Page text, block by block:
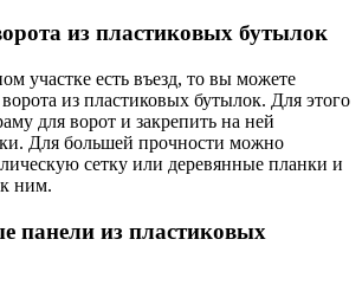
из пластиковых бутылок
участке есть въезд, то вы можете
из пластиковых бутылок. Для этого
для ворот и закрепить на ней
Для большей прочности можно
сетку или деревянные планки и
ним.
панели из пластиковых